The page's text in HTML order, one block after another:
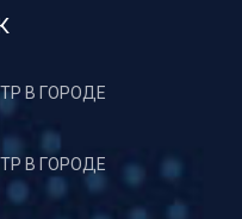
В ГОРОДЕ
В ГОРОДЕ